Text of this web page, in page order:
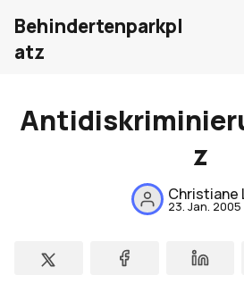
Home
Über mich
London
Behindertenparkpl
atz
z
Christiane
23. Jan. 2005